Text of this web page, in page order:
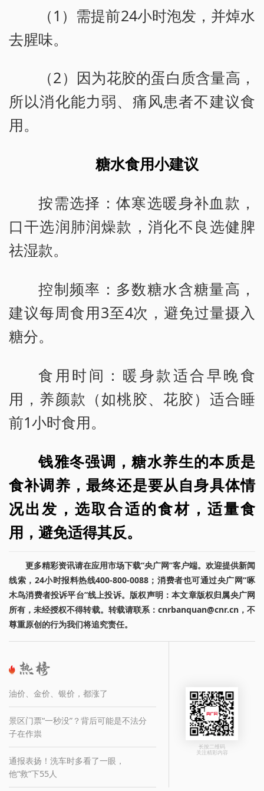
（1）需提前24小时泡发，并焯水
去腥味。
（2）因为花胶的蛋白质含量高，
所以消化能力弱、痛风患者不建议食
用。
糖水食用小建议
按需选择：体寒选暖身补血款，
口干选润肺润燥款，消化不良选健脾
祛湿款。
控制频率：多数糖水含糖量高，
建议每周食用3至4次，避免过量摄入
糖分。
食用时间：暖身款适合早晚食
用，养颜款（如桃胶、花胶）适合睡
前1小时食用。
钱雅冬强调，糖水养生的本质是
食补调养，最终还是要从自身具体情
况出发，选取合适的食材，适量食
用，避免适得其反。
更多精彩资讯请在应用市场下载“央广网”客户端。欢迎提供新闻
线索，24小时报料热线400-800-0088；消费者也可通过央广网“啄
木鸟消费者投诉平台”线上投诉。版权声明：本文章版权归属央广网
所有，未经授权不得转载。转载请联系：cnrbanquan@cnr.cn，不
尊重原创的行为我们将追究责任。
油价、金价、银价，都涨了
景区门票“一秒没”？背后可能是不法分
子在作祟
通报表扬！洗车时多看了一眼，
他“救”下55人
长按二维码
关注精彩内容